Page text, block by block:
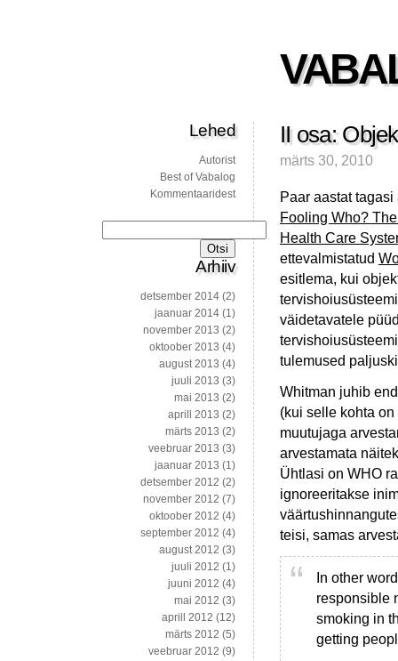
II osa:
märts 30, 2010
Paar aastat
Fooling Who?
Health Care
ettevalmistatud
esitlema, kui
väidetavatele
tulemused
Whitman juhib
(kui selle kohta
muutujaga
arvestamata
Ühtlasi on WHO
ignoreeritakse
teisi, samas
In other
responsible
smoking in
getting
Lehed
Autorist
Best of Vabalog
Kommentaaridest
Arhiiv
detsember 2014 (2)
jaanuar 2014 (1)
november 2013 (2)
oktoober 2013 (4)
august 2013 (4)
juuli 2013 (3)
mai 2013 (2)
aprill 2013 (2)
märts 2013 (2)
veebruar 2013 (3)
jaanuar 2013 (1)
detsember 2012 (2)
november 2012 (7)
oktoober 2012 (4)
september 2012 (4)
august 2012 (3)
juuli 2012 (1)
juuni 2012 (4)
mai 2012 (3)
aprill 2012 (12)
märts 2012 (5)
veebruar 2012 (9)